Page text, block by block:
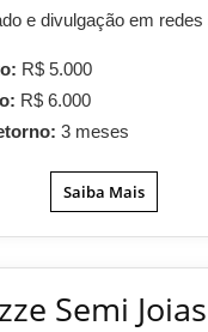
e divulgação em redes
R$ 5.000
R$ 6.000
3 meses
Saiba Mais
Semi Joias